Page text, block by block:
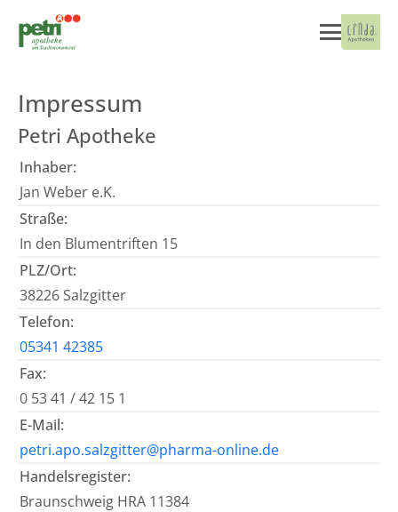
Impressum
Petri Apotheke
Inhaber:
Jan Weber e.K.
Straße:
In den Blumentriften 15
PLZ/Ort:
38226 Salzgitter
Telefon:
05341 42385
Fax:
0 53 41 / 42 15 1
E-Mail:
petri.apo.salzgitter@pharma-online.de
Handelsregister:
Braunschweig HRA 11384